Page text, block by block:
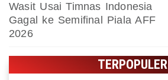
Wasit Usai Timnas Indonesia
Gagal ke Semifinal Piala AFF
2026
TERPOPULER